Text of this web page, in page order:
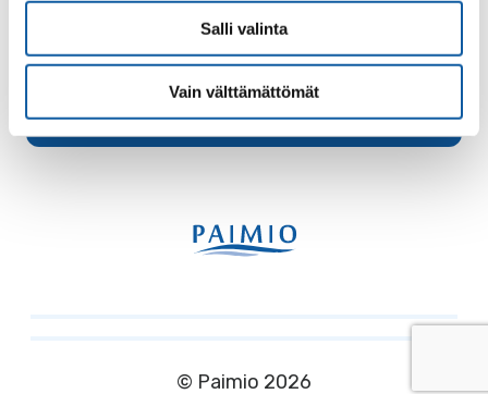
Salli valinta
Vain välttämättömät
© Paimio 2026